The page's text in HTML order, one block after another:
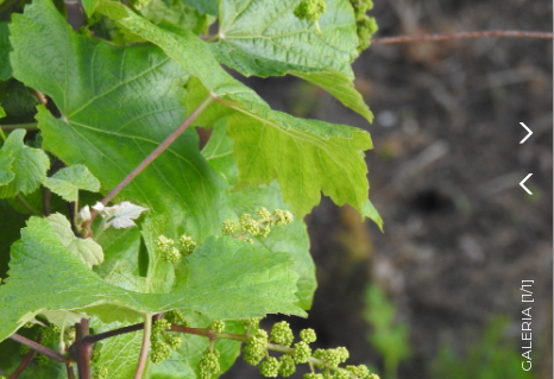
DE COOKIES 
HOJE
18º /18º
Pressione Enter
ENTRAR


GALERIA [
1/1
]